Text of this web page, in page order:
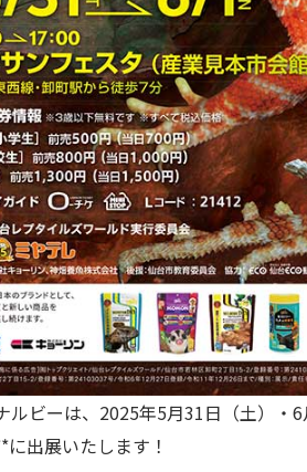
ルビーは、2025年5月31日（土）
出展いたします！